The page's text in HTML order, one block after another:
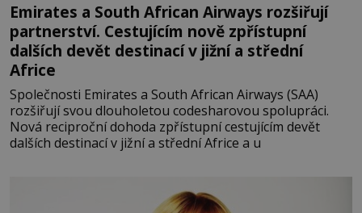
Emirates a South African Airways rozšiřují
partnerství. Cestujícím nově zpřístupní
dalších devět destinací v jižní a střední
Africe
Společnosti Emirates a South African Airways (SAA)
rozšiřují svou dlouholetou codesharovou spolupráci.
Nová reciproční dohoda zpřístupní cestujícím devět
dalších destinací v jižní a střední Africe a u